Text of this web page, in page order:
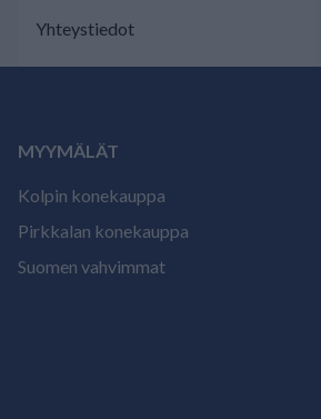
Yhteystiedot
MYYMÄLÄT
Kolpin konekauppa
Pirkkalan konekauppa
Suomen vahvimmat